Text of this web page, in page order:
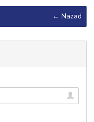
← Nazad